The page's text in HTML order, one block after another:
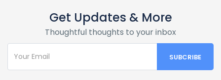
Get Updates & More
Thoughtful thoughts to your inbox